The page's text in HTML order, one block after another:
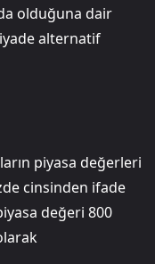
olduğuna dair
alternatif
piyasa değerleri
cinsinden ifade
değeri 800